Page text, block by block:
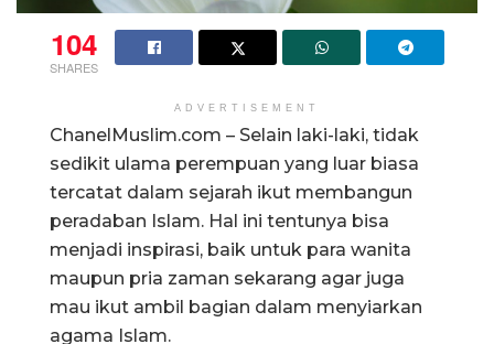
104
SHARES
ADVERTISEMENT
ChanelMuslim.com – Selain laki-laki, tidak
sedikit ulama perempuan yang luar biasa
tercatat dalam sejarah ikut membangun
peradaban Islam. Hal ini tentunya bisa
menjadi inspirasi, baik untuk para wanita
maupun pria zaman sekarang agar juga
mau ikut ambil bagian dalam menyiarkan
agama Islam.